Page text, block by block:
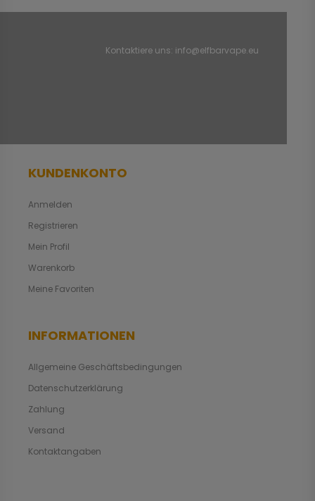
Kontaktiere uns: info@elfbarvape.eu
KUNDENKONTO
Anmelden
Registrieren
Mein Profil
Warenkorb
Meine Favoriten
INFORMATIONEN
Allgemeine Geschäftsbedingungen
Datenschutzerklärung
Zahlung
Versand
Kontaktangaben